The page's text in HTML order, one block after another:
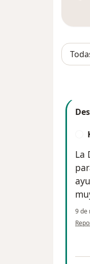
La
9 de
en